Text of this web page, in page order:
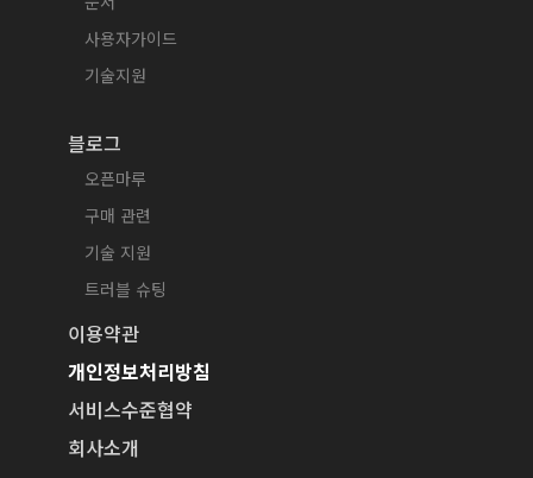
사용자가이드
기술지원
블로그
오픈마루
구매 관련
기술 지원
트러블 슈팅
이용약관
개인정보처리방침
서비스수준협약
회사소개